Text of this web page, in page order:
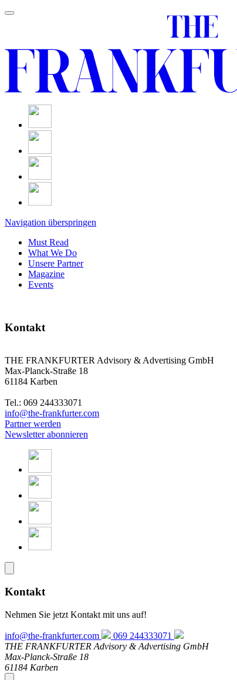
Navigation überspringen
Must Read
What We Do
Unsere Partner
Magazine
Events
Kontakt
THE FRANKFURTER Advisory & Advertising GmbH
Max-Planck-Straße 18
61184 Karben
Tel.: 069 244333071
info@the-frankfurter.com
Partner werden
Newsletter abonnieren
Kontakt
Nehmen Sie jetzt Kontakt mit uns auf!
info@the-frankfurter.com
069 244333071
THE FRANKFURTER Advisory & Advertising GmbH
Max-Planck-Straße 18
61184 Karben